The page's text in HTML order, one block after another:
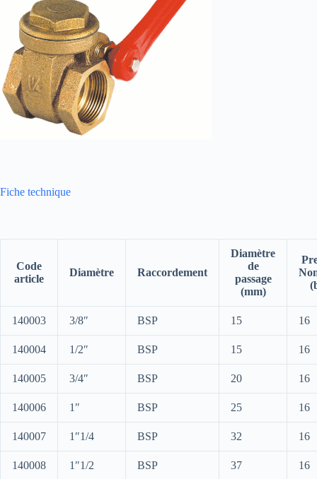
Fiche technique
Code
article
Diamètre Raccordement
Diamètre
de
passage
(mm)
140003 3/8″ BSP 15 16
140004 1/2″ BSP 15 16
140005 3/4″ BSP 20 16
140006 1″ BSP 25 16
140007 1″1/4 BSP 32 16
140008 1″1/2 BSP 37 16